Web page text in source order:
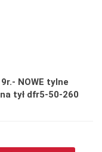
NOWE tylne
tył dfr5-50-260